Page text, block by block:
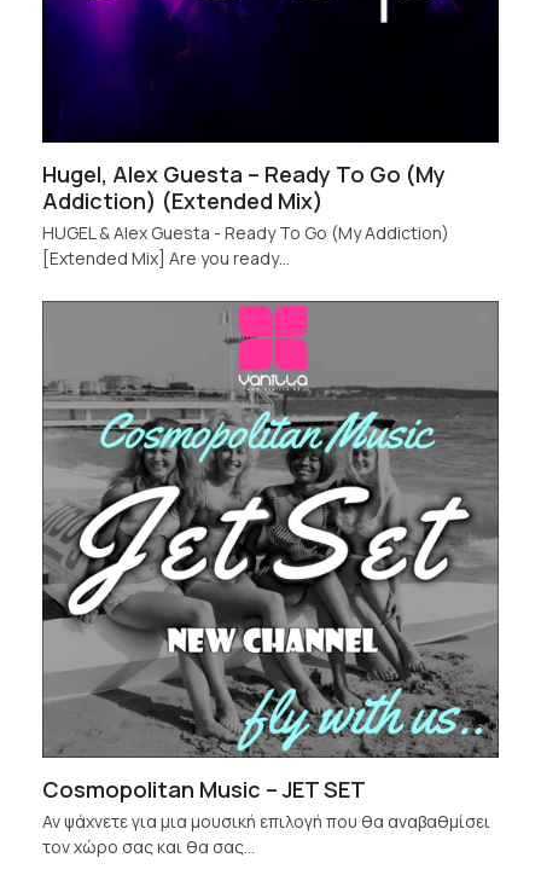
Hugel, Alex Guesta – Ready To Go (My
Addiction) (Extended Mix)
HUGEL & Alex Guesta - Ready To Go (My Addiction)
[Extended Mix] Are you ready…
Cosmopolitan Music – JET SET
Αν ψάχνετε για μια μουσική επιλογή που θα αναβαθμίσει
τον χώρο σας και θα σας…